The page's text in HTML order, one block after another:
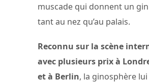
muscade qui donnent un
tant au nez qu’au palais.
Reconnu sur la scène
avec plusieurs prix à
et à Berlin, la ginosphère